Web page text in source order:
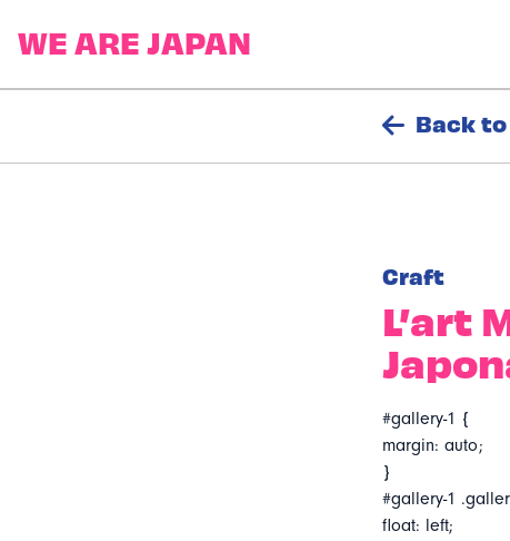
Back
Craft
L’art
#gallery-1 {
margin: auto;
}
#gallery-1
float: left;